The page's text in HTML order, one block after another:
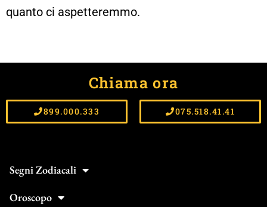
quanto ci aspetteremmo.
Chiama ora
899.000.333 075.518.41.41
Segni Zodiacali
Oroscopo